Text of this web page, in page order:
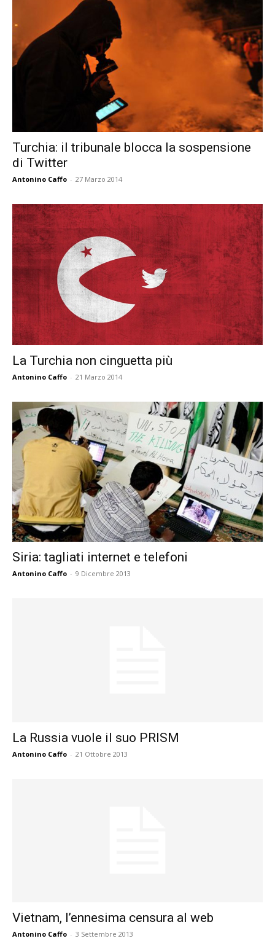
Turchia: il tribunale blocca la sospensione
di Twitter
Antonino Caffo - 27 Marzo 2014
La Turchia non cinguetta più
Antonino Caffo - 21 Marzo 2014
Siria: tagliati internet e telefoni
Antonino Caffo - 9 Dicembre 2013
La Russia vuole il suo PRISM
Antonino Caffo - 21 Ottobre 2013
Vietnam, l’ennesima censura al web
Antonino Caffo - 3 Settembre 2013